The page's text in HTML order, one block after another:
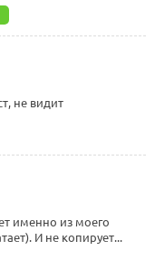
не видит
именно из моего
И не копирует...